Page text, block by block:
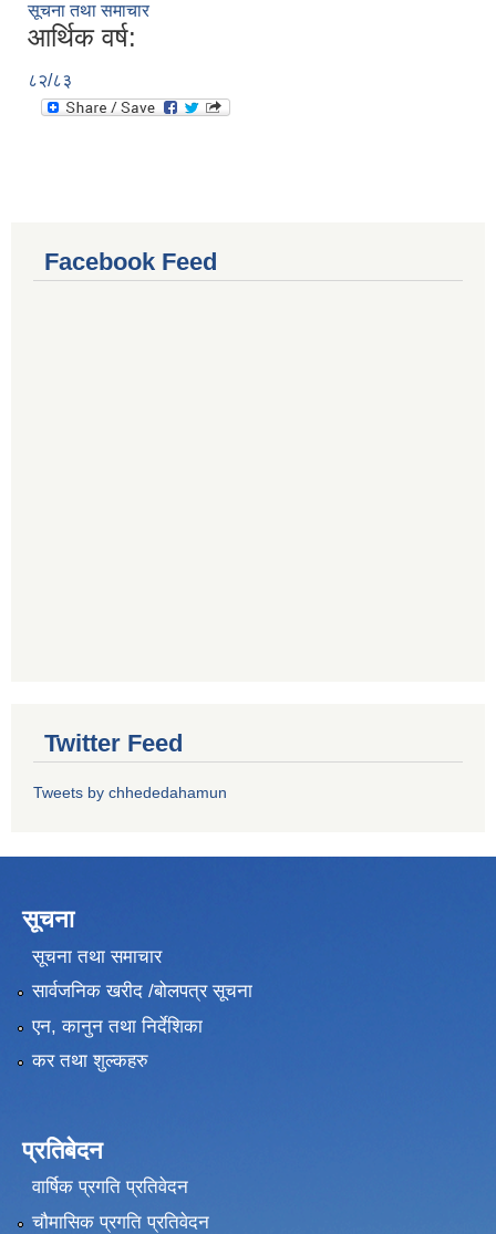
सूचना तथा समाचार
आर्थिक वर्ष:
८२/८३
Facebook Feed
Twitter Feed
Tweets by chhededahamun
सूचना
सूचना तथा समाचार
सार्वजनिक खरीद /बोलपत्र सूचना
एन, कानुन तथा निर्देशिका
कर तथा शुल्कहरु
प्रतिबेदन
वार्षिक प्रगति प्रतिवेदन
चौमासिक प्रगति प्रतिवेदन